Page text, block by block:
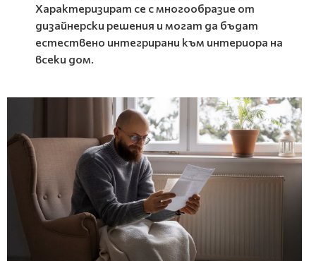
Характеризират се с многообразие от
дизайнерски решения и могат да бъдат
естествено интегрирани към интериора на
всеки дом.